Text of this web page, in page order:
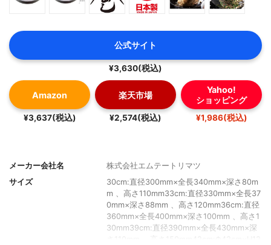
公式サイト
¥3,630(税込)
Amazon
¥3,637(税込)
楽天市場
¥2,574(税込)
Yahoo!
ショッピング
¥1,986(税込)
メーカー会社名
株式会社エムテートリマツ
サイズ
30cm:直径300mm×全長340mm×深さ80m
m 、高さ110mm33cm:直径330mm×全長37
0mm×深さ88mm 、高さ120mm36cm:直径
360mm×全長400mm×深さ100mm 、高さ1
30mm39cm:直径390mm×全長430mm×深
さ110mm 、高さ150mm42cm:Φ42cm×H12